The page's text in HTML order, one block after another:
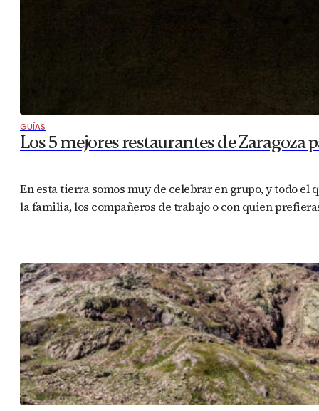
GUÍAS
Los 5 mejores restaurantes de Zaragoza
En esta tierra somos muy de celebrar en grupo, y todo
la familia, los compañeros de trabajo o con quien